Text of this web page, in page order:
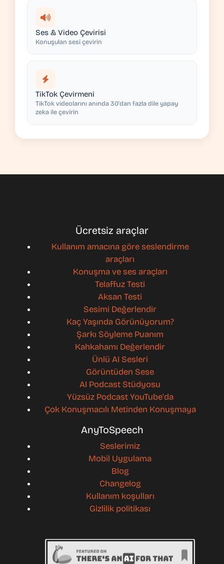
Ses & Video Çevirisi
Konuşulan sesi çevirin
TikTok Çevirmeni
TikTok videolarını anında 30'dan fazla dile yapay
zeka ile çevirin
Ücretsiz araçlar
Kullanım amacına göre seslendirme
araçları
Konuşma ve ses araçları
Telaffuz Testi
Aksan Testi
Sesimi Değerlendir
Kaç Yaşında Görünüyorum?
Şarkı Söyleme Puanım
Kahkahamı Değerlendir
Ünlü AI Sesleri
Görüntüden Sese
AI Podcast Stüdyosu
Yüzsüz Podcast YouTube'da
Çok Konuşmacılı Metinden Konuşmaya
AnyToSpeech
Seslerimiz
Mobil Uygulama
Blog
Changelog
Kullanım koşulları
Gizlilik politikası